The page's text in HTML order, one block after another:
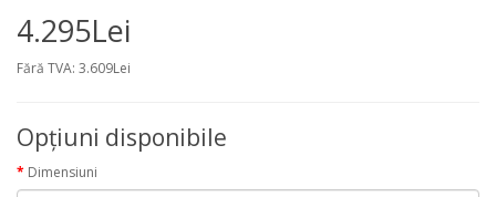
4.295Lei
Fără TVA: 3.609Lei
Opţiuni disponibile
Dimensiuni